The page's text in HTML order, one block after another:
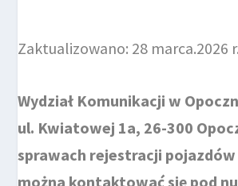
Zaktualizowano: 28 marca.2026 r.
Wydział Komunikacji w
ul. Kwiatowej 1a, 26-300
sprawach rejestracji
można kontaktować się pod